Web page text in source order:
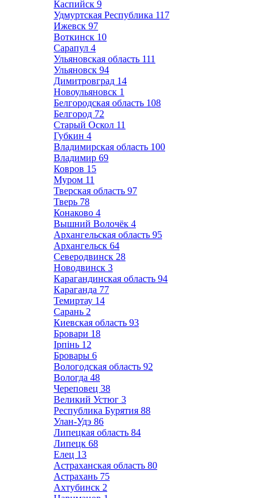
Каспийск 9
Удмуртская Республика 117
Ижевск 97
Воткинск 10
Сарапул 4
Ульяновская область 111
Ульяновск 94
Димитровград 14
Новоульяновск 1
Белгородская область 108
Белгород 72
Старый Оскол 11
Губкин 4
Владимирская область 100
Владимир 69
Ковров 15
Муром 11
Тверская область 97
Тверь 78
Конаково 4
Вышний Волочёк 4
Архангельская область 95
Архангельск 64
Северодвинск 28
Новодвинск 3
Карагандинская область 94
Караганда 77
Темиртау 14
Сарань 2
Киевская область 93
Бровари 18
Ірпінь 12
Бровары 6
Вологодская область 92
Вологда 48
Череповец 38
Великий Устюг 3
Республика Бурятия 88
Улан-Удэ 86
Липецкая область 84
Липецк 68
Елец 13
Астраханская область 80
Астрахань 75
Ахтубинск 2